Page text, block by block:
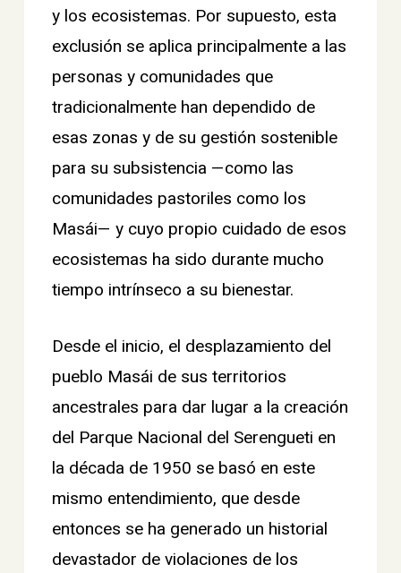
y los ecosistemas. Por supuesto, esta
exclusión se aplica principalmente a las
personas y comunidades que
tradicionalmente han dependido de
esas zonas y de su gestión sostenible
para su subsistencia —como las
comunidades pastoriles como los
Masái— y cuyo propio cuidado de esos
ecosistemas ha sido durante mucho
tiempo intrínseco a su bienestar.
Desde el inicio, el desplazamiento del
pueblo Masái de sus territorios
ancestrales para dar lugar a la creación
del Parque Nacional del Serengueti en
la década de 1950 se basó en este
mismo entendimiento, que desde
entonces se ha generado un historial
devastador de violaciones de los